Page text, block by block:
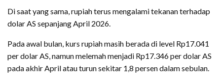
Di saat yang sama, rupiah terus mengalami tekanan terhadap
dolar AS sepanjang April 2026.
Pada awal bulan, kurs rupiah masih berada di level Rp17.041
per dolar AS, namun melemah menjadi Rp17.346 per dolar AS
pada akhir April atau turun sekitar 1,8 persen dalam sebulan.